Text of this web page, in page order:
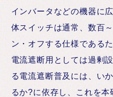
インバータなどの機器に
体スイッチは通常、数百
ン・オフする仕様である
電流遮断用としては過剰
る電流遮断普及には、い
るか?に依存し、これを本